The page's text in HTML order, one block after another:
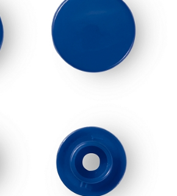
Auf die
Wunschliste